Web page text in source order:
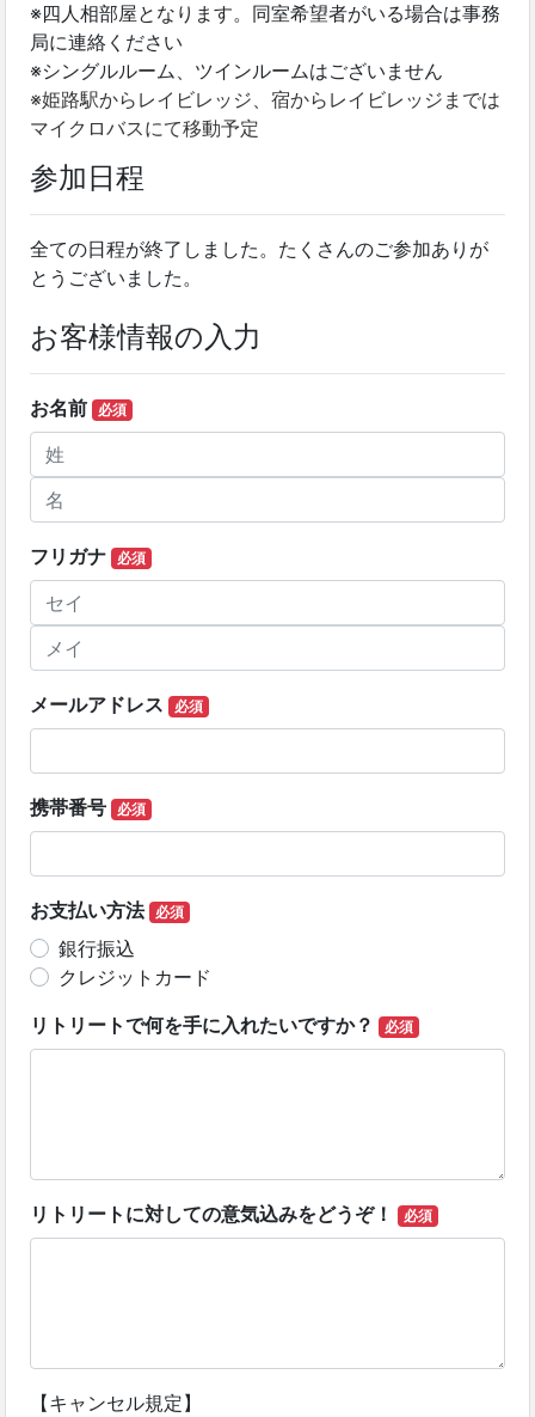
※四人相部屋となります。同室希望者がいる場合は事務
局に連絡ください
※シングルルーム、ツインルームはございません
※姫路駅からレイビレッジ、宿からレイビレッジまでは
マイクロバスにて移動予定
参加日程
全ての日程が終了しました。たくさんのご参加ありが
とうございました。
お客様情報の入力
お名前 必須
フリガナ 必須
メールアドレス 必須
携帯番号 必須
お支払い方法 必須
銀行振込
クレジットカード
リトリートで何を手に入れたいですか？
必須
リトリートに対しての意気込みをどうぞ！ 必須
【キャンセル規定】